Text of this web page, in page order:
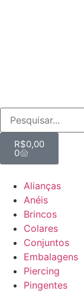
R$0,00
0
Alianças
Anéis
Brincos
Colares
Conjuntos
Embalagens
Piercing
Pingentes